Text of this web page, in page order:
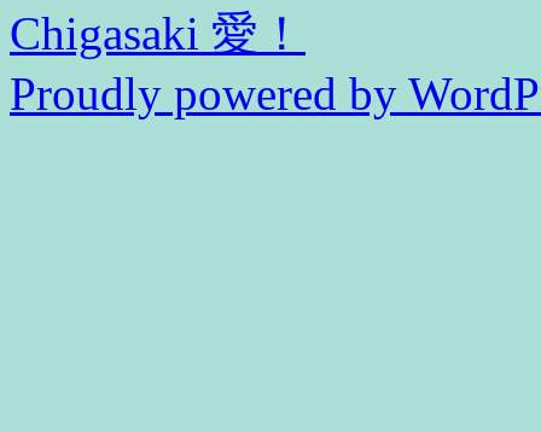
Chigasaki 愛！
Proudly powered by